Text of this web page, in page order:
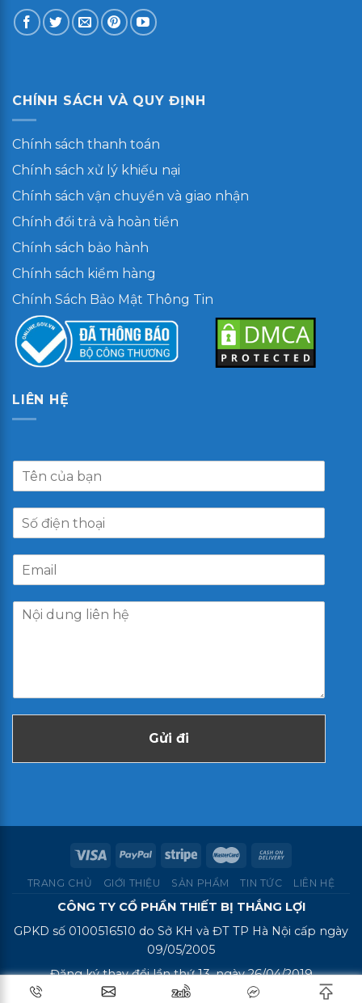
CHÍNH SÁCH VÀ QUY ĐỊNH
Chính sách thanh toán
Chính sách xử lý khiếu nại
Chính sách vận chuyển và giao nhận
Chính đổi trả và hoàn tiền
Chính sách bảo hành
Chính sách kiểm hàng
Chính Sách Bảo Mật Thông Tin
LIÊN HỆ
Gửi đi
TRANG CHỦ GIỚI THIỆU SẢN PHẨM TIN TỨC LIÊN HỆ
CÔNG TY CỔ PHẦN THIẾT BỊ THẮNG LỢI
GPKD số 0100516510 do Sở KH và ĐT TP Hà Nội cấp ngày
09/05/2005
Đăng ký thay đổi lần thứ 13, ngày 26/04/2019
Địa Chỉ: số 6 Hòa Mã, P. Hai Bà Trưng, Tp. Hà Nội